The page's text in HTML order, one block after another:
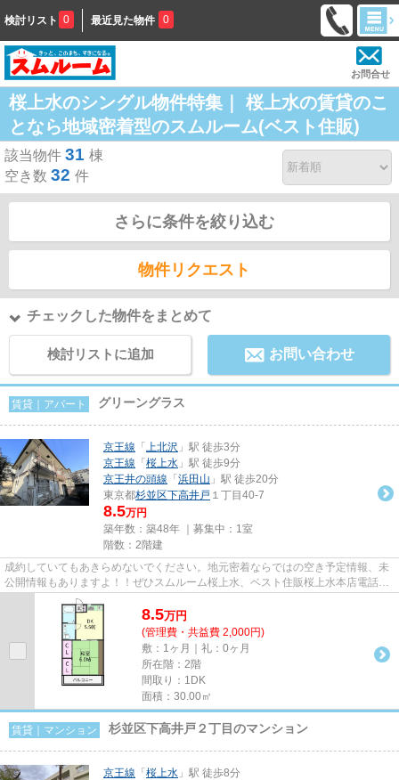
検討リスト 0 最近見た物件 0
お問合せ
桜上水のシングル物件特集｜ 桜上水の賃貸のこ
となら地域密着型のスムルーム(ベスト住販)
該当物件 31 棟
空き数 32 件
さらに条件を絞り込む
物件リクエスト
チェックした物件をまとめて
検討リストに追加 お問い合わせ
賃貸｜アパート グリーングラス
京王線 「 上北沢 」駅 徒歩3分
京王線 「 桜上水 」駅 徒歩9分
京王井の頭線 「 浜田山 」駅 徒歩20分
東京都杉並区下高井戸 １丁目40-7
8.5万円
築年数：築48年 ｜募集中： 1室
階数：2階建
成約していてもあきらめないでください。地元密着ならではの空き予定情報、未
公開情報もありますよ！！ぜひスムルーム桜上水、ベスト住販桜上水本店電話０
３-３３０４-１０９８または...
8.5万円
(管理費・共益費 2,000円)
敷：1ヶ月｜礼：0ヶ月
所在階：2階
間取り：1DK
面積：30.00㎡
賃貸｜マンション 杉並区下高井戸２丁目のマンション
京王線 「 桜上水 」駅 徒歩8分